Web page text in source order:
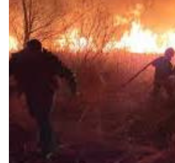
și
efectivul
limită
Primăriei
Dispoziţiile
primarului